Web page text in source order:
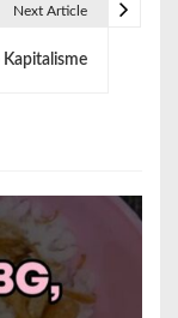
Next Article